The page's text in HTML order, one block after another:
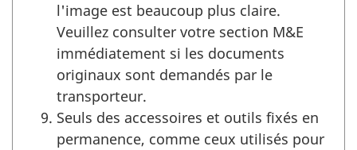
l'image est beaucoup plus claire.
Veuillez consulter votre section M&E
immédiatement si les documents
originaux sont demandés par le
transporteur.
Seuls des accessoires et outils fixés en
permanence, comme ceux utilisés pour